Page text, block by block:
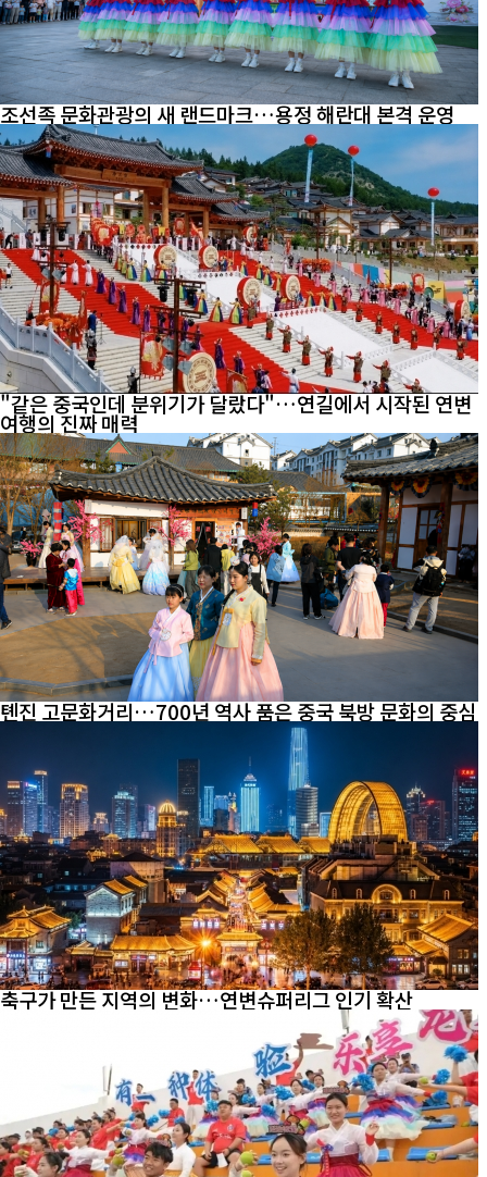
조선족 문화관광의 새 랜드마크…용정 해란대 본격 운영
"같은 중국인데 분위기가 달랐다"…연길에서 시작된 연변
여행의 진짜 매력
톈진 고문화거리…700년 역사 품은 중국 북방 문화의 중심
축구가 만든 지역의 변화…연변슈퍼리그 인기 확산